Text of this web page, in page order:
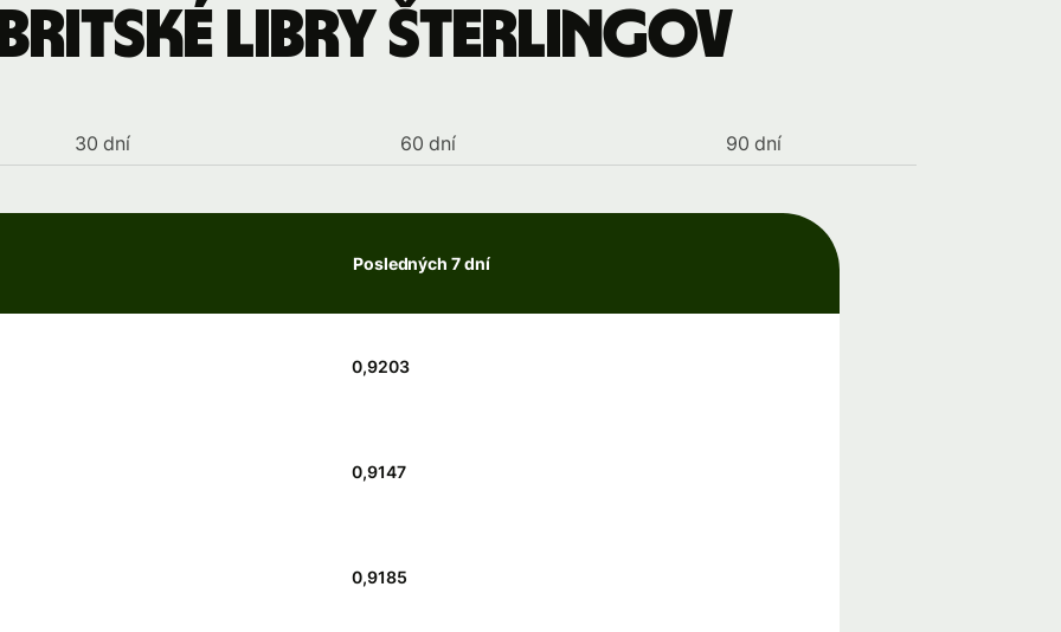
libry šterlingov
30 dní 60 dní 90 dní
Posledných 7 dní
0,9203
0,9147
0,9185